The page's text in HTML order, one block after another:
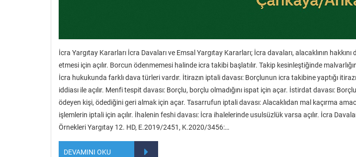
İcra Yargıtay Kararları İcra Davaları ve Emsal Yargıtay Kararları; İcra davaları, alacaklının hakkını
etmesi için açılır. Borcun ödenmemesi halinde icra takibi başlatılır. Takip kesinleştiğinde
İcra hukukunda farklı dava türleri vardır. İtirazın iptali davası: Borçlunun icra takibine yaptığı
iddiası ile açılır. Menfi tespit davası: Borçlu, borçlu olmadığını ispat için açar. İstirdat davası:
ödeyen kişi, ödediğini geri almak için açar. Tasarrufun iptali davası: Alacaklıdan mal kaçırma
işlemlerin iptali için açılır. İhalenin feshi davası: İcra ihalelerinde usulsüzlük varsa açılır. İcra
Örnekleri Yargıtay 12. HD, E.2019/2451, K.2020/3456:…
DEVAMINI OKU